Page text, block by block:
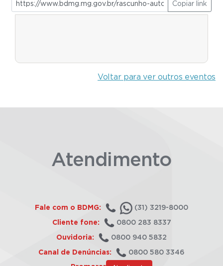
Copiar link
Voltar para ver outros eventos
Atendimento
Fale com o BDMG: (31) 3219-8000
Cliente fone: 0800 283 8337
Ouvidoria: 0800 940 5832
Canal de Denúncias: 0800 580 3346